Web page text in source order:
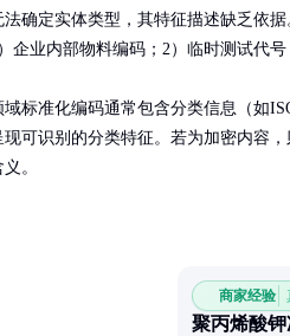
法确定实体类型，其特征描述缺乏依
企业内部物料编码；2）临时测试代号
域标准化编码通常包含分类信息（如
现可识别的分类特征。若为加密内容
。
商家经验
聚丙烯酸